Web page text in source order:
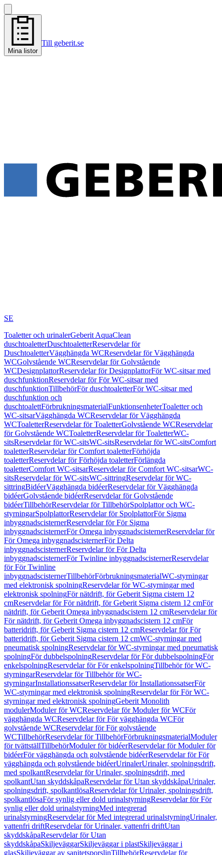
Mina listor
Till geberit.se
SE
Toaletter och urinalerGeberit AquaClean
duschtoaletterDuschtoaletterReservdelar för
DuschtoaletterVägghängda WCReservdelar för Vägghängda
WCGolvstående WCReservdelar för Golvstående
WCDesignplattorReservdelar för DesignplattorFör WC-sitsar med
duschfunktionReservdelar för För WC-sitsar med
duschfunktionTillbehörFör duschtoaletterFör WC-sitsar med
duschfunktion och
duschtoalettFörbrukningsmaterialFunktionsenheterToaletter och
WC-sitsarVägghängda WCReservdelar för Vägghängda
WCToaletterReservdelar för ToaletterGolvstående WCReservdelar
för Golvstående WCToaletterReservdelar för ToaletterWC-
sitsReservdelar för WC-sitsWC-sitsReservdelar för WC-sitsComfort
toaletterReservdelar för Comfort toaletterFörhöjda
toaletterReservdelar för Förhöjda toaletterFörlängda
toaletterComfort WC-sitsarReservdelar för Comfort WC-sitsarWC-
sitsReservdelar för WC-sitsWC-sittringReservdelar för WC-
sittringBidéerVägghängda bidéerReservdelar för Vägghängda
bidéerGolvstående bidéerReservdelar för Golvstående
bidéerTillbehörReservdelar för TillbehörSpolplattor och WC-
styrningarSpolplattorReservdelar för SpolplattorFör Sigma
inbyggnadscisternerReservdelar för För Sigma
inbyggnadscisternerFör Omega inbyggnadscisternerReservdelar för
För Omega inbyggnadscisternerFör Delta
inbyggnadscisternerReservdelar för För Delta
inbyggnadscisternerFör Twinline inbyggnadscisternerReservdelar
för För Twinline
inbyggnadscisternerTillbehörFörbrukningsmaterialWC-styrningar
med elektronisk spolningReservdelar för WC-styrningar med
elektronisk spolningFör nätdrift, för Geberit Sigma cistern 12
cmReservdelar för För nätdrift, för Geberit Sigma cistern 12 cmFör
nätdrift, för Geberit Omega inbyggnadscistern 12 cmReservdelar för
För nätdrift, för Geberit Omega inbyggnadscistern 12 cmFör
batteridrift, för Geberit Sigma cistern 12 cmReservdelar för För
batteridrift, för Geberit Sigma cistern 12 cmWC-styrningar med
pneumatisk spolningReservdelar för WC-styrningar med pneumatisk
spolningFör dubbelspolningReservdelar för För dubbelspolningFör
enkelspolningReservdelar för För enkelspolningTillbehör för WC-
styrningarReservdelar för Tillbehör för WC-
styrningarInstallationssatserReservdelar för InstallationssatserFör
WC-styrningar med elektronisk spolningReservdelar för För WC-
styrningar med elektronisk spolningGeberit Monolith
modulerModuler för WCReservdelar för Moduler för WCFör
vägghängda WCReservdelar för För vägghängda WCFör
golvstående WCReservdelar för För golvstående
WCTillbehörReservdelar för TillbehörFörbrukningsmaterialModuler
för tvättställTillbehörModuler för bidéerReservdelar för Moduler för
bidéerFör vägghängda och golvstående bidéerReservdelar för För
vägghängda och golvstående bidéerUrinalerUrinaler, spolningsdrift,
med spolkantReservdelar för Urinaler, spolningsdrift, med
spolkantUtan skyddskåpaReservdelar för Utan skyddskåpaUrinaler,
spolningsdrift, spolkantlösaReservdelar för Urinaler, spolningsdrift,
spolkantlösaFör synlig eller dold urinalstyrningReservdelar för För
synlig eller dold urinalstyrningMed integrerad
urinalstyrningReservdelar för Med integrerad urinalstyrningUrinaler,
vattenfri driftReservdelar för Urinaler, vattenfri driftUtan
skyddskåpaReservdelar för Utan
skyddskåpaSkiljeväggarSkiljeväggar i plastSkiljeväggar i
glasSkiljeväggar av sanitetsporslinTillbehörReservdelar för